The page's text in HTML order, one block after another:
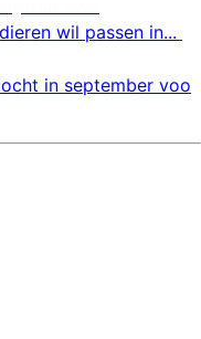
wil passen in...
in september voo